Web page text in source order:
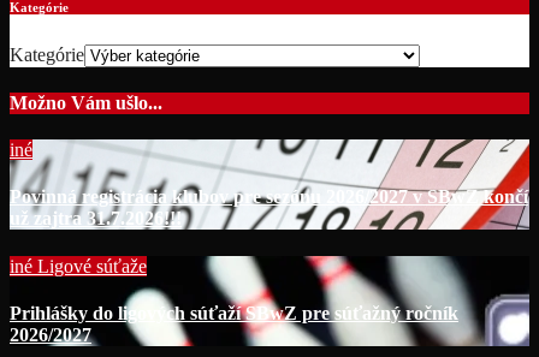
Kategórie
Kategórie
Možno Vám ušlo...
iné
Povinná registrácia klubov pre sezónu 2026/2027 v SBwZ končí
už zajtra 31.7.2026!!!
iné Ligové súťaže
Prihlášky do ligových súťaží SBwZ pre súťažný ročník
2026/2027